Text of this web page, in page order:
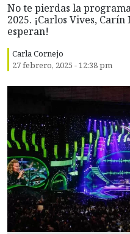
No te pierdas la
2025. ¡Carlos Vives,
esperan!
Carla Cornejo
27 febrero, 2025 - 12:38 pm